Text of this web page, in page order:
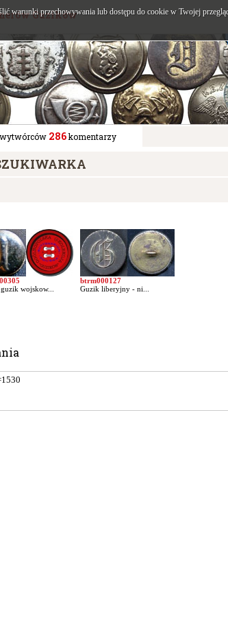
Guzików
wytwórców 286komentarzy
wojskow...
btrm000127
Guzik liberyjny - ni...
warunki przechowywania lub dostępu do cookie w Twojej